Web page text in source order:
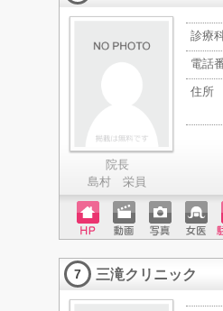
院長
島村 栄員
診療
電話
住所
ホーム
ページ
動画 写真 女医
7 三滝クリニック